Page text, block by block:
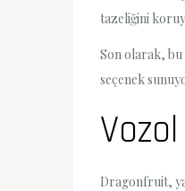
tazeliğini
Son olarak,
seçenek
Dragonfruit,